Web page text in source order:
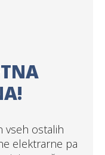
vseh ostalih
elektrarne pa